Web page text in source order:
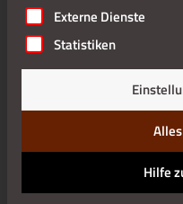
Externe Dienste
Statistiken
Hilfe